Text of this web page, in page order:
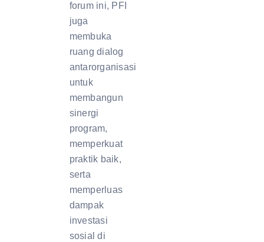
forum ini, PFI
juga
membuka
ruang dialog
antarorganisasi
untuk
membangun
sinergi
program,
memperkuat
praktik baik,
serta
memperluas
dampak
investasi
sosial di